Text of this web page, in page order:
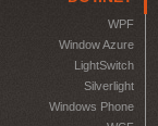
WPF
Window Azure
LightSwitch
Silverlight
Windows Phone